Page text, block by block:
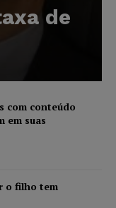
de
com conteúdo
em suas
o filho tem